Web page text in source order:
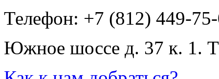
Телефон: +7 (812) 449-
Южное шоссе д. 37 к. 1.